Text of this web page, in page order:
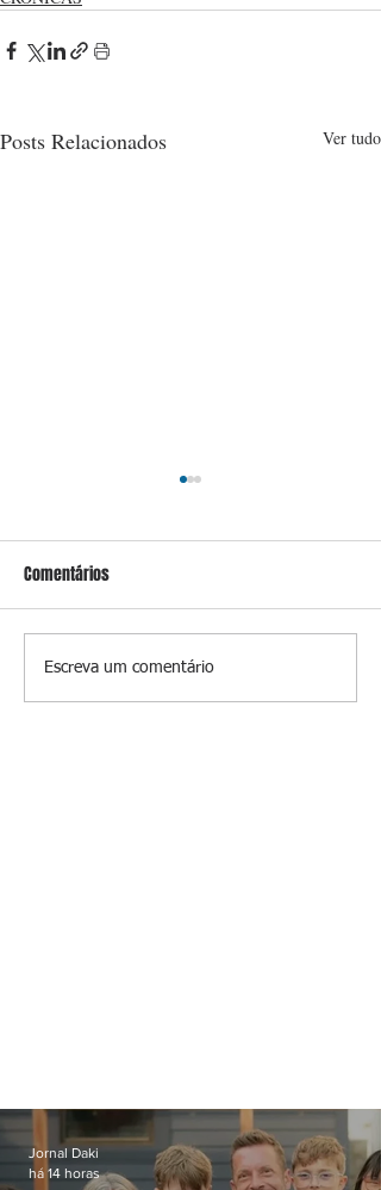
Posts Relacionados Ver tudo
Conceição
Comentários
Escreva um comentário
Jornal Daki
há 14 horas